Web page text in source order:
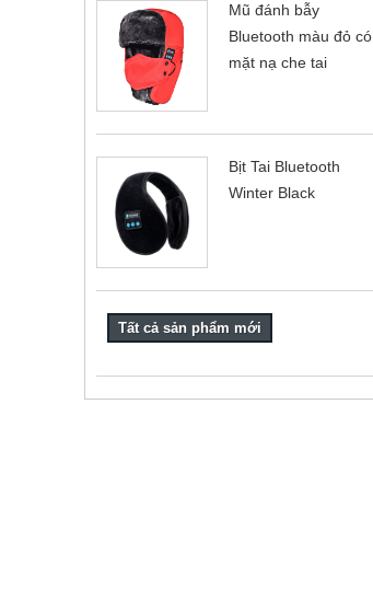
Mũ đánh bẫy
Bluetooth màu đỏ có
mặt nạ che tai
Bịt Tai Bluetooth
Winter Black
Tất cả sản phẩm mới